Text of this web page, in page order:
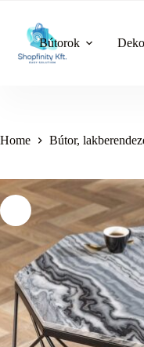
content
Bútorok
Home Bútor,